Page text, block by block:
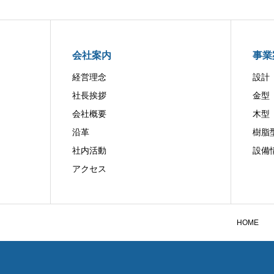
会社案内
経営理念
社長挨拶
会社概要
沿革
社内活動
アクセス
事
設計
金型
木型
樹脂
設備
HOME